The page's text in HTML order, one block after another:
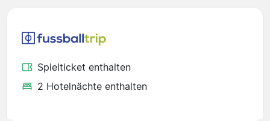
Spielticket enthalten
2 Hotelnächte enthalten